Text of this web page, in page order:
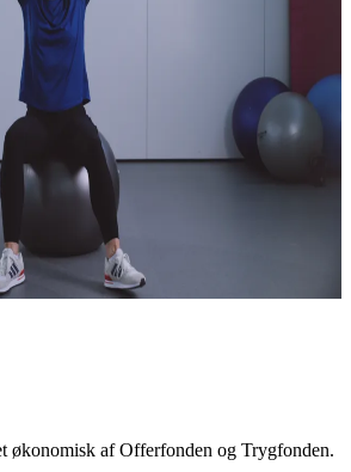
økonomisk af Offerfonden og Trygfonden.